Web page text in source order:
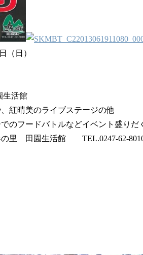
（日）
活館
紅晴美のライブステージの他
のフードバトルなどイベント盛りだ
の里 田園生活館 TEL.0247-62-